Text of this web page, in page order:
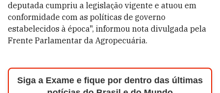
deputada cumpriu a legislação vigente e atuou em
conformidade com as políticas de governo
estabelecidos à época", informou nota divulgada pela
Frente Parlamentar da Agropecuária.
Siga a Exame e fique por dentro das últimas